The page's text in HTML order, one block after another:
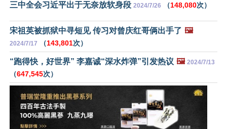
三中全会习近平出于无奈放软身段 2024/7/26 （148,080次）
宋祖英被抓狱中寻短见 传习对曾庆红哥俩出手了 🖼️
2024/7/17 （143,801次）
“跑得快，好世界” 李嘉诚“深水炸弹”引发热议 🖼️ 2024/7/13
（647,545次）